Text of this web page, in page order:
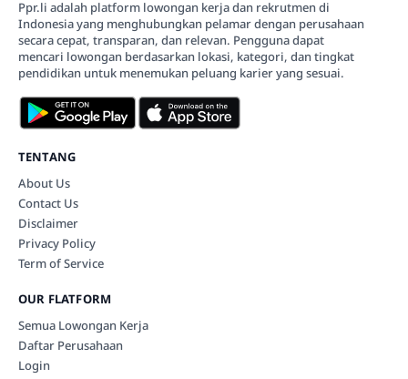
Ppr.li adalah platform lowongan kerja dan rekrutmen di
Indonesia yang menghubungkan pelamar dengan perusahaan
secara cepat, transparan, dan relevan. Pengguna dapat
mencari lowongan berdasarkan lokasi, kategori, dan tingkat
pendidikan untuk menemukan peluang karier yang sesuai.
TENTANG
About Us
Contact Us
Disclaimer
Privacy Policy
Term of Service
OUR FLATFORM
Semua Lowongan Kerja
Daftar Perusahaan
Login